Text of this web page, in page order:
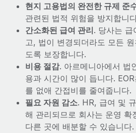
현지 고용법의 완전한 규제 준
관련된 법적 위험을 방지합니
간소화된 급여 관리. 당사는 급
고, 법이 변경되더라도 모든
도록 보장합니다.
비용 절감. 아르메니아에서 법
용과 시간이 많이 듭니다.
를 없애 간접비를 줄여줍니다.
필요 자원 감소. HR, 급여 및
해 관리되므로 회사는 운영 확
다른 곳에 배분할 수 있습니다.